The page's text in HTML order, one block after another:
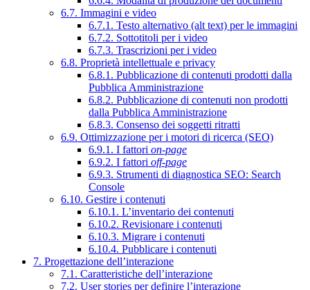
6.7. Immagini e video
6.7.1. Testo alternativo (alt text) per le immagini
6.7.2. Sottotitoli per i video
6.7.3. Trascrizioni per i video
6.8. Proprietà intellettuale e privacy
6.8.1. Pubblicazione di contenuti prodotti dalla
Pubblica Amministrazione
6.8.2. Pubblicazione di contenuti non prodotti
dalla Pubblica Amministrazione
6.8.3. Consenso dei soggetti ritratti
6.9. Ottimizzazione per i motori di ricerca (SEO)
6.9.1. I fattori on-page
6.9.2. I fattori off-page
6.9.3. Strumenti di diagnostica SEO: Search
Console
6.10. Gestire i contenuti
6.10.1. L’inventario dei contenuti
6.10.2. Revisionare i contenuti
6.10.3. Migrare i contenuti
6.10.4. Pubblicare i contenuti
7. Progettazione dell’interazione
7.1. Caratteristiche dell’interazione
7.2. User stories per definire l’interazione